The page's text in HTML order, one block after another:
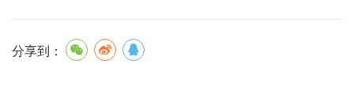
分享到：